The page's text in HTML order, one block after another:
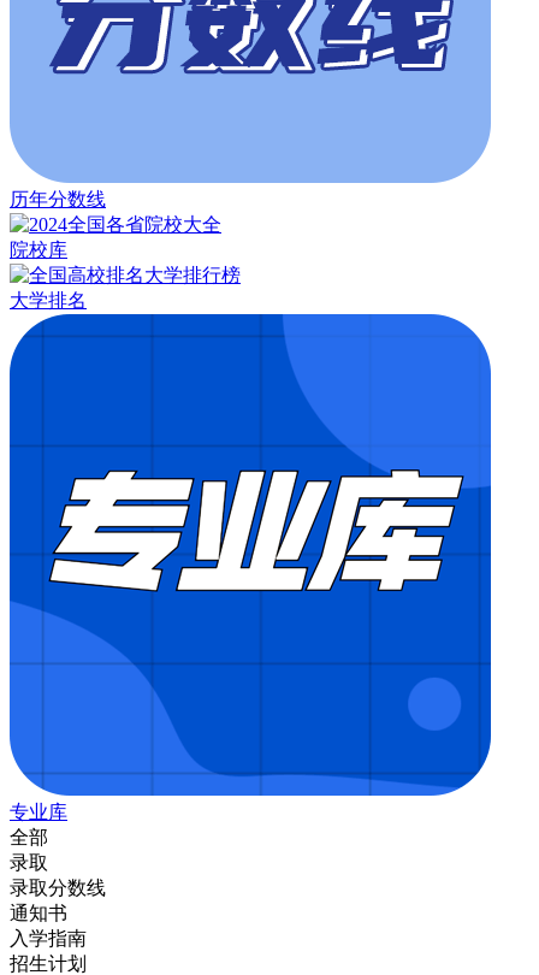
历年分数线
院校库
大学排名
专业库
全部
录取
录取分数线
通知书
入学指南
招生计划